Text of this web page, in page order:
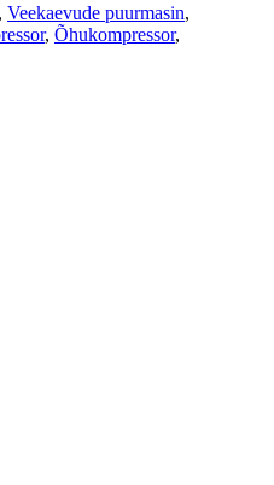
Veekaevude puurmasin,
, Õhukompressor,